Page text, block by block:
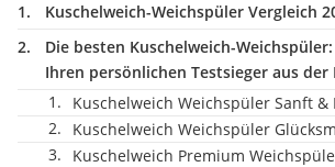
Kuschelweich-Weichspüler Vergleich
Die besten Kuschelweich-Weichspüler:
Ihren persönlichen Testsieger aus der
Kuschelweich Weichspüler Sanft &
Kuschelweich Weichspüler
Kuschelweich Premium